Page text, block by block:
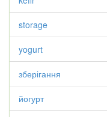
storage
yogurt
зберігання
йогурт